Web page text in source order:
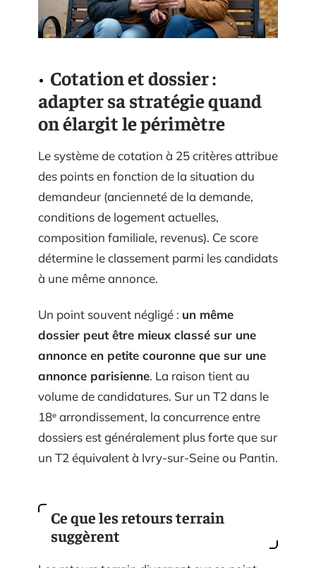
Cotation et dossier :
adapter sa stratégie quand
on élargit le périmètre
Le système de cotation à 25 critères attribue
des points en fonction de la situation du
demandeur (ancienneté de la demande,
conditions de logement actuelles,
composition familiale, revenus). Ce score
détermine le classement parmi les candidats
à une même annonce.
Un point souvent négligé : un même
dossier peut être mieux classé sur une
annonce en petite couronne que sur une
annonce parisienne. La raison tient au
volume de candidatures. Sur un T2 dans le
18ᵉ arrondissement, la concurrence entre
dossiers est généralement plus forte que sur
un T2 équivalent à Ivry-sur-Seine ou Pantin.
Ce que les retours terrain
suggèrent